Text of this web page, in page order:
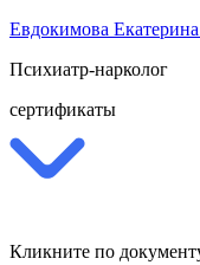
Евдокимова
Психиатр-нарколог
сертификаты
Кликните по